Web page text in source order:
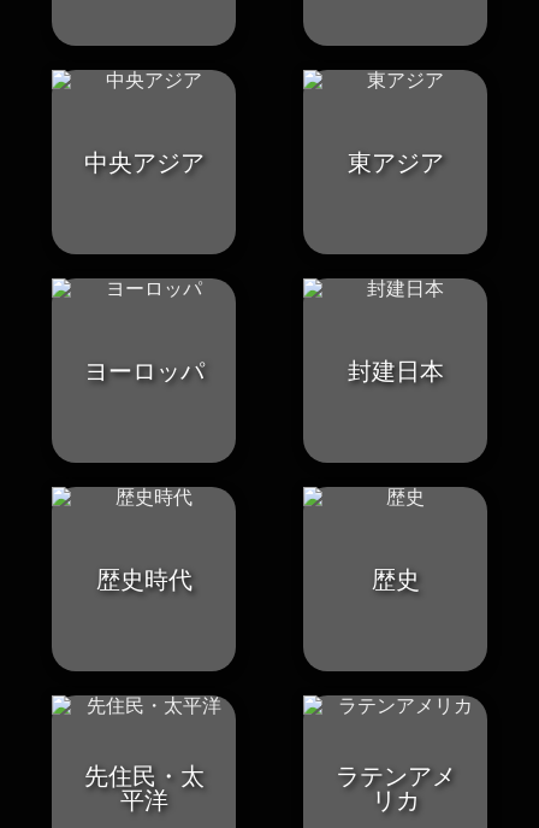
中央アジア 東アジア
ヨーロッパ 封建日本
歴史時代 歴史
先住民・太
平洋
ラテンアメ
リカ